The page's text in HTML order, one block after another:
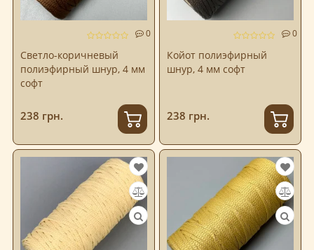
0
Светло-коричневый
полиэфирный шнур, 4 мм
софт
238 грн.
0
Койот полиэфирный
шнур, 4 мм софт
238 грн.